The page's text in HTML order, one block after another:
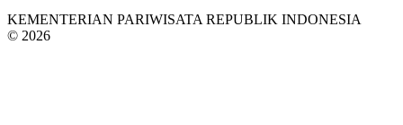
KEMENTERIAN PARIWISATA REPUBLIK INDONESIA
© 2026